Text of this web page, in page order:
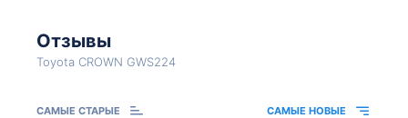
Отзывы
Toyota CROWN GWS224
САМЫЕ СТАРЫЕ САМЫЕ НОВЫЕ